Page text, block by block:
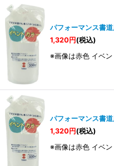
パフォーマンス書
1,320円(税込)
※画像は赤色 イベン
パフォーマンス書
1,320円(税込)
※画像は赤色 イベン